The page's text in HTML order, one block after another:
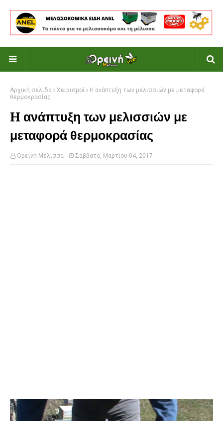
Αρχική σελίδα Χειρισμοί
H ανάπτυξη των μελισσιών με μεταφορά
θερμοκρασίας
H ανάπτυξη των μελισσιών με
μεταφορά θερμοκρασίας
Ορεινή Μέλισσα Σάββατο, Μαρτίου 04, 2017